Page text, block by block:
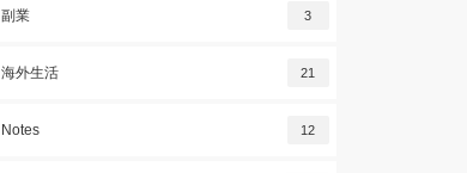
副業 3
海外生活 21
Notes 12